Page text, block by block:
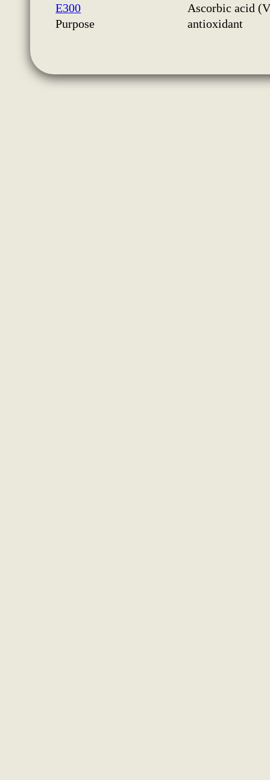
E300
Ascorbic acid
Purpose
antioxidant